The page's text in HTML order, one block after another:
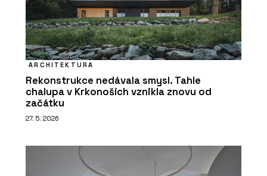
ARCHITEKTURA
Rekonstrukce nedávala smysl. Tahle
chalupa v Krkonoších vznikla znovu od
začátku
27. 5. 2026